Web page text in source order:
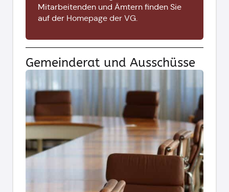
Mitarbeitenden und Ämtern finden Sie
auf der Homepage der VG.
Gemeinderat und Ausschüsse